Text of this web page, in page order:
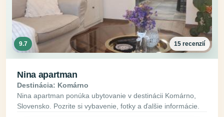
9.7 15 recenzií
Nina apartman
Destinácia: Komárno
Nina apartman ponúka ubytovanie v destinácii Komárno,
Slovensko. Pozrite si vybavenie, fotky a ďalšie informácie.